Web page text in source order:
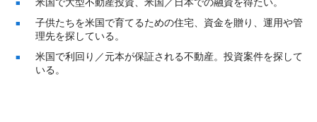
子供たちを米国で育てるための住宅、資金を贈り、運用や管
理先を探している。
米国で利回り／元本が保証される不動産。投資案件を探して
いる。